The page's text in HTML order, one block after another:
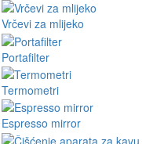
Vrčevi za mlijeko
Portafilter
Termometri
Espresso mirror